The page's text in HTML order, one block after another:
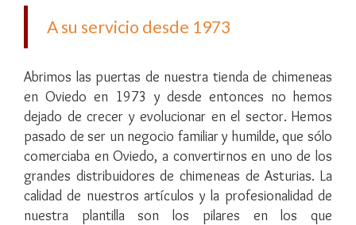
A su servicio desde 1973
Abrimos las puertas de nuestra tienda de chimeneas
en Oviedo en 1973 y desde entonces no hemos
dejado de crecer y evolucionar en el sector. Hemos
pasado de ser un negocio familiar y humilde, que sólo
comerciaba en Oviedo, a convertirnos en uno de los
grandes distribuidores de chimeneas de Asturias. La
calidad de nuestros artículos y la profesionalidad de
nuestra plantilla son los pilares en los que